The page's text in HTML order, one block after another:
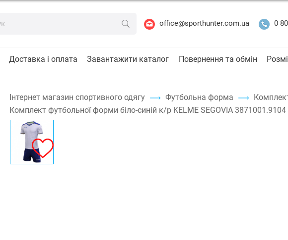
office@sporthunter.com.ua 0
Доставка і оплата Завантажити каталог Повернення та обмін
Інтернет магазин спортивного одягу Футбольна форма
Комплект футбольної форми біло-синій к/р KELME SEGOVIA 3871001.9104